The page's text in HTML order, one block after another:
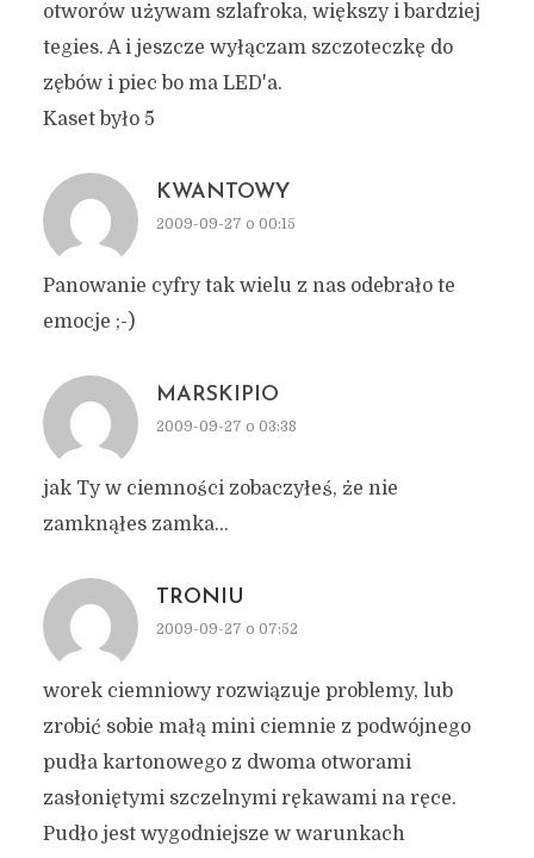
otworów używam szlafroka, większy i bardziej
tegies. A i jeszcze wyłączam szczoteczkę do
zębów i piec bo ma LED'a.
Kaset było 5
KWANTOWY
2009-09-27 o 00:15
Panowanie cyfry tak wielu z nas odebrało te
emocje ;-)
MARSKIPIO
2009-09-27 o 03:38
jak Ty w ciemności zobaczyłeś, że nie
zamknąłes zamka…
TRONIU
2009-09-27 o 07:52
worek ciemniowy rozwiązuje problemy, lub
zrobić sobie małą mini ciemnie z podwójnego
pudła kartonowego z dwoma otworami
zasłoniętymi szczelnymi rękawami na ręce.
Pudło jest wygodniejsze w warunkach